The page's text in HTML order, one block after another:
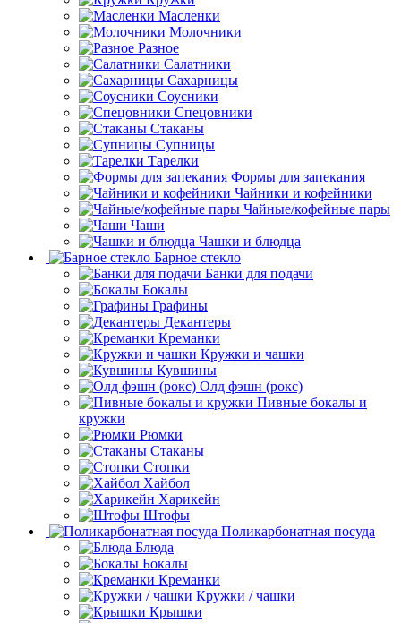
Масленки
Молочники
Разное
Салатники
Сахарницы
Соусники
Спецовники
Стаканы
Супницы
Тарелки
Формы для запекания
Чайники и кофейники
Чайные/кофейные пары
Чаши
Чашки и блюдца
Барное стекло
Банки для подачи
Бокалы
Графины
Декантеры
Креманки
Кружки и чашки
Кувшины
Олд фэшн (рокс)
Пивные бокалы и
кружки
Рюмки
Стаканы
Стопки
Хайбол
Харикейн
Штофы
Поликарбонатная посуда
Блюда
Бокалы
Креманки
Кружки / чашки
Крышки